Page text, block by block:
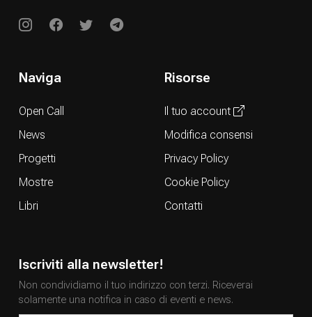
Naviga
Open Call
News
Progetti
Mostre
Libri
Risorse
Il tuo account
Modifica consensi
Privacy Policy
Cookie Policy
Contatti
Iscriviti alla newsletter!
Non condividiamo il tuo indirizzo con terzi. Riceverai
solamente una notifica in caso di eventi e news.